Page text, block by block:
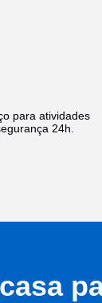
para atividades
24h.